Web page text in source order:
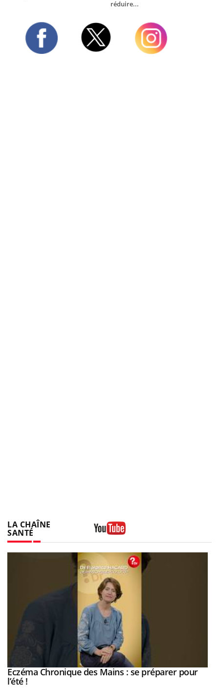
réduire...
LA CHAÎNE
SANTÉ
Youtube
Youtube
Eczéma Chronique des Mains : se préparer pour
l’été !Youtube